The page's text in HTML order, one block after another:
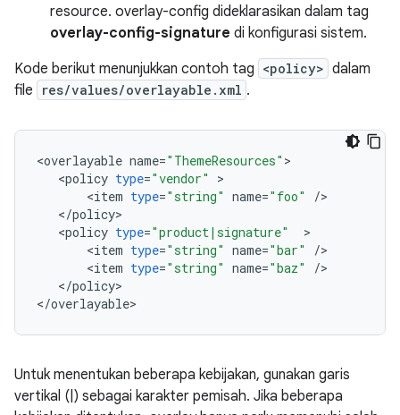
resource. overlay-config dideklarasikan dalam tag
overlay-config-signature di konfigurasi sistem.
Kode berikut menunjukkan contoh tag <policy> dalam
file
res/values/overlayable.xml .
<overlayable name="ThemeResources"
<policy type="vendor"
<item type="string" name="foo" /
</policy
<policy type="product|signature"
<item type="string" name="bar" /
<item type="string" name="baz" /
</policy>
</overlayable
Untuk menentukan beberapa kebijakan, gunakan garis
vertikal (|) sebagai karakter pemisah. Jika beberapa